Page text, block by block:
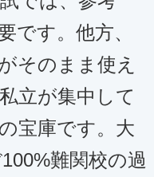
です。他方、
そのまま使え
立が集中して
宝庫です。大
難関校の過